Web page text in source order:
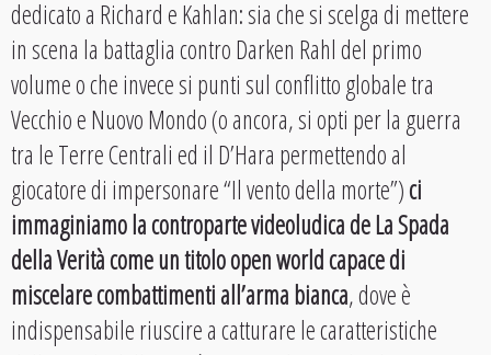
dedicato a Richard e Kahlan: sia che si scelga di mettere
in scena la battaglia contro Darken Rahl del primo
volume o che invece si punti sul conflitto globale tra
Vecchio e Nuovo Mondo (o ancora, si opti per la guerra
tra le Terre Centrali ed il D’Hara permettendo al
giocatore di impersonare “Il vento della morte”)ci
immaginiamo la controparte videoludica de La Spada
della Verità come un titolo open world capace di
miscelare combattimenti all’arma bianca, dove è
indispensabile riuscire a catturare le caratteristiche